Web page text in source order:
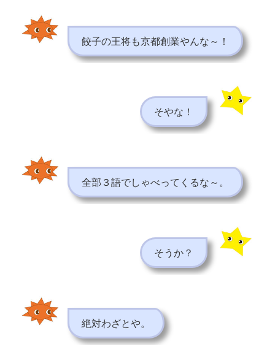
餃子の王将も京都創業やんな～！
そやな！
全部３語でしゃべってくるな～。
そうか？
絶対わざとや。